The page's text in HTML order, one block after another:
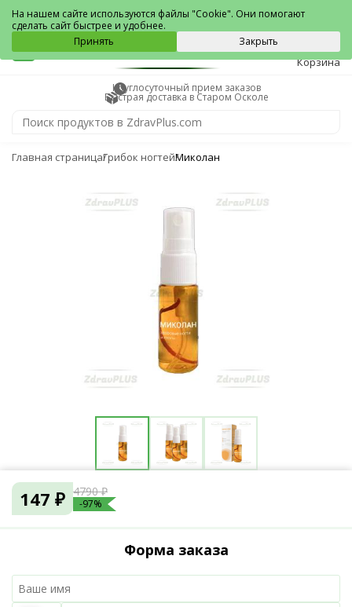
Старый Оскол
0
Корзина
Круглосуточный прием заказов
Быстрая доставка в Старом Осколе
Главная страницаГрибок ногтейМиколан
147 ₽ 4790 ₽
-97%
Форма заказа
На нашем сайте используются файлы "Cookie". Они помогают
сделать сайт быстрее и удобнее.
Принять
Закрыть